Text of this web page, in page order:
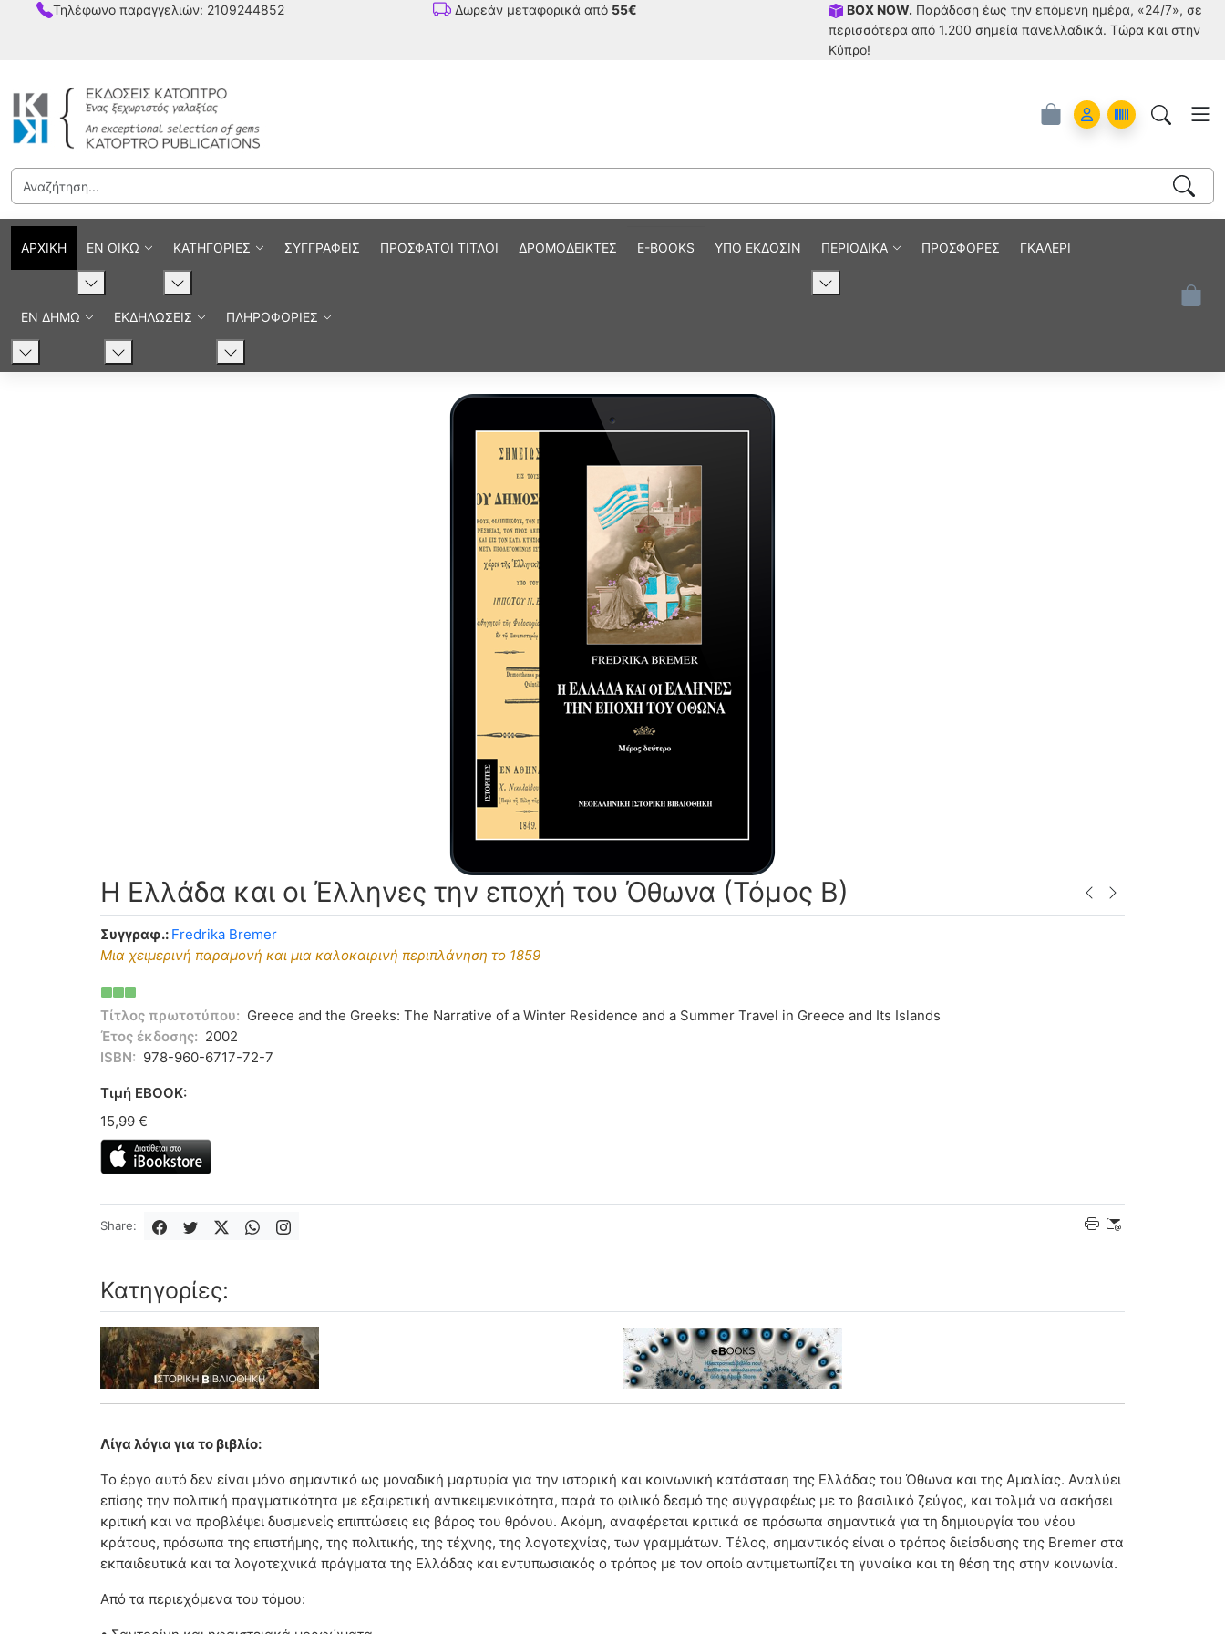
Τηλέφωνο παραγγελιών: 2109244852 Δωρεάν μεταφορικά από 55€ BOX NOW. Παράδοση έως την επόμενη ημέρα, «24/7», σε
περισσότερα από 1.200 σημεία πανελλαδικά. Tώρα και στην
Κύπρο!
Account
Orders
ΑΡΧΙΚΗ ΕΝ ΟΙΚΩ ΚΑΤΗΓΟΡΙΕΣ ΣΥΓΓΡΑΦΕΙΣ ΠΡΟΣΦΑΤΟΙ ΤΙΤΛΟΙ ΔΡΟΜΟΔΕΙΚΤΕΣ E-BOOKS ΥΠΟ ΕΚΔΟΣΙΝ ΠΕΡΙΟΔΙΚΑ ΠΡΟΣΦΟΡΕΣ ΓΚΑΛΕΡΙ
ΕΝ ΔΗΜΩ ΕΚΔΗΛΩΣΕΙΣ ΠΛΗΡΟΦΟΡΙΕΣ
Η Ελλάδα και οι Έλληνες την εποχή του Όθωνα (Τόμος Β)
Συγγραφ.: Fredrika Bremer
Μια χειμερινή παραμονή και μια καλοκαιρινή περιπλάνηση το 1859
Τίτλος πρωτοτύπου: Greece and the Greeks: The Narrative of a Winter Residence and a Summer Travel in Greece and Its Islands
Έτος έκδοσης: 2002
ISBN: 978-960-6717-72-7
Tιμή EBOOK:
15,99 €
Share:
Κατηγορίες:
Λίγα λόγια για το βιβλίο:
Το έργο αυτό δεν είναι μόνο σημαντικό ως μοναδική μαρτυρία για την ιστορική και κοινωνική κατάσταση της Ελλάδας του Όθωνα και της Αμαλίας. Αναλύει
επίσης την πολιτική πραγματικότητα με εξαιρετική αντικειμενικότητα, παρά το φιλικό δεσμό της συγγραφέως με το βασιλικό ζεύγος, και τολμά να ασκήσει
κριτική και να προβλέψει δυσμενείς επιπτώσεις εις βάρος του θρόνου. Ακόμη, αναφέρεται κριτικά σε πρόσωπα σημαντικά για τη δημιουργία του νέου
κράτους, πρόσωπα της επιστήμης, της πολιτικής, της τέχνης, της λογοτεχνίας, των γραμμάτων. Τέλος, σημαντικός είναι ο τρόπος διείσδυσης της Bremer στα
εκπαιδευτικά και τα λογοτεχνικά πράγματα της Ελλάδας και εντυπωσιακός ο τρόπος με τον οποίο αντιμετωπίζει τη γυναίκα και τη θέση της στην κοινωνία.
Από τα περιεχόμενα του τόμου: